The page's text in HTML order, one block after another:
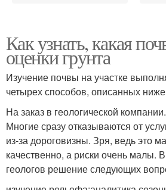
Суглинистые почвы
Как узнать, какая
оценки грунта
Изучение почвы на участке
четырех способов, описанных
На заказ в геологической компании.
Многие сразу отказываются от
из-за дороговизны. Зря, ведь это
качественно, а риски очень малы.
геологов решение следующих